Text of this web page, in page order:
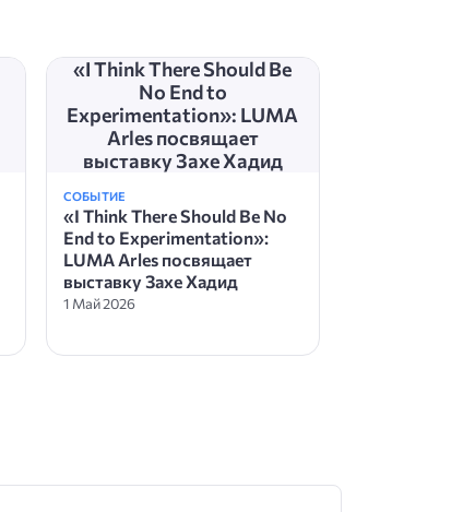
«I Think There Should Be
No End to
Experimentation»: LUMA
Arles посвящает
выставку Захе Хадид
СОБЫТИЕ
«I Think There Should Be No
End to Experimentation»:
LUMA Arles посвящает
выставку Захе Хадид
1 Май 2026